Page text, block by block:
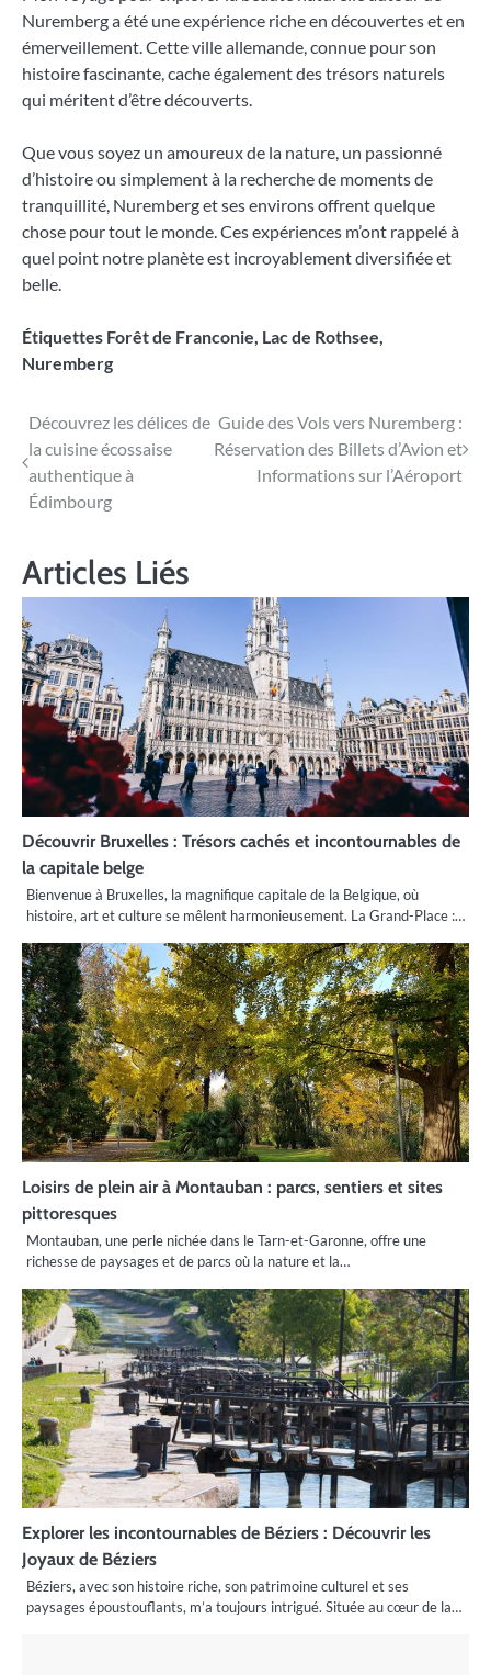
Nuremberg a été une expérience riche en découvertes et en
émerveillement. Cette ville allemande, connue pour son
histoire fascinante, cache également des trésors naturels
qui méritent d’être découverts.
Que vous soyez un amoureux de la nature, un passionné
d’histoire ou simplement à la recherche de moments de
tranquillité, Nuremberg et ses environs offrent quelque
chose pour tout le monde. Ces expériences m’ont rappelé à
quel point notre planète est incroyablement diversifiée et
belle.
Étiquettes Forêt de Franconie, Lac de Rothsee,
Nuremberg
Navigation
de
l’article
Découvrez les délices de
la cuisine écossaise
authentique à
Édimbourg
Guide des Vols vers Nuremberg :
Réservation des Billets d’Avion et
Informations sur l’Aéroport
Articles Liés
Découvrir Bruxelles : Trésors cachés et incontournables de
la capitale belge
Bienvenue à Bruxelles, la magnifique capitale de la Belgique, où
histoire, art et culture se mêlent harmonieusement. La Grand-Place :…
Loisirs de plein air à Montauban : parcs, sentiers et sites
pittoresques
Montauban, une perle nichée dans le Tarn-et-Garonne, offre une
richesse de paysages et de parcs où la nature et la…
Explorer les incontournables de Béziers : Découvrir les
Joyaux de Béziers
Béziers, avec son histoire riche, son patrimoine culturel et ses
paysages époustouflants, m’a toujours intrigué. Située au cœur de la…